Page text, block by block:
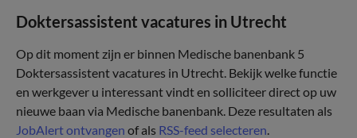
Doktersassistent vacatures in Utrecht
Op dit moment zijn er binnen Medische banenbank 5
Doktersassistent vacatures in Utrecht. Bekijk welke functie
en werkgever u interessant vindt en solliciteer direct op uw
nieuwe baan via Medische banenbank. Deze resultaten als
JobAlert ontvangen of als RSS-feed selecteren.